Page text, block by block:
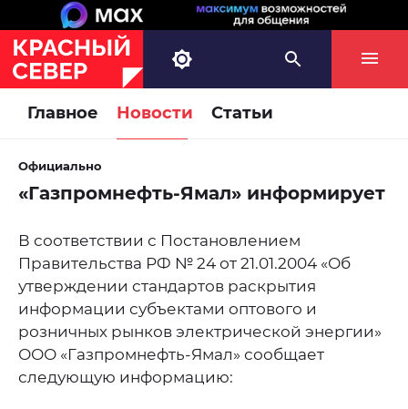
Главное Новости Статьи
Официально
«Газпромнефть-Ямал» информирует
В соответствии с Постановлением
Правительства РФ № 24 от 21.01.2004 «Об
утверждении стандартов раскрытия
информации субъектами оптового и
розничных рынков электрической энергии»
ООО «Газпромнефть-Ямал» сообщает
следующую информацию: